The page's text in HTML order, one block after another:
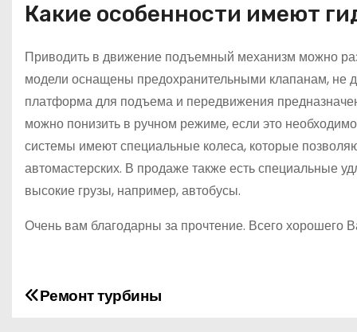
Какие особенности имеют
Приводить в движение подъемный механизм можно
модели оснащены предохранительными клапанам, не
платформа для подъема и передвижения
можно понизить в ручном режиме, если это
системы имеют специальные колеса, которые
автомастерских. В продаже также есть специальные
высокие грузы, например, автобусы.
Очень вам благодарны за прочтение. Всего хорошего
НРемонт турбины